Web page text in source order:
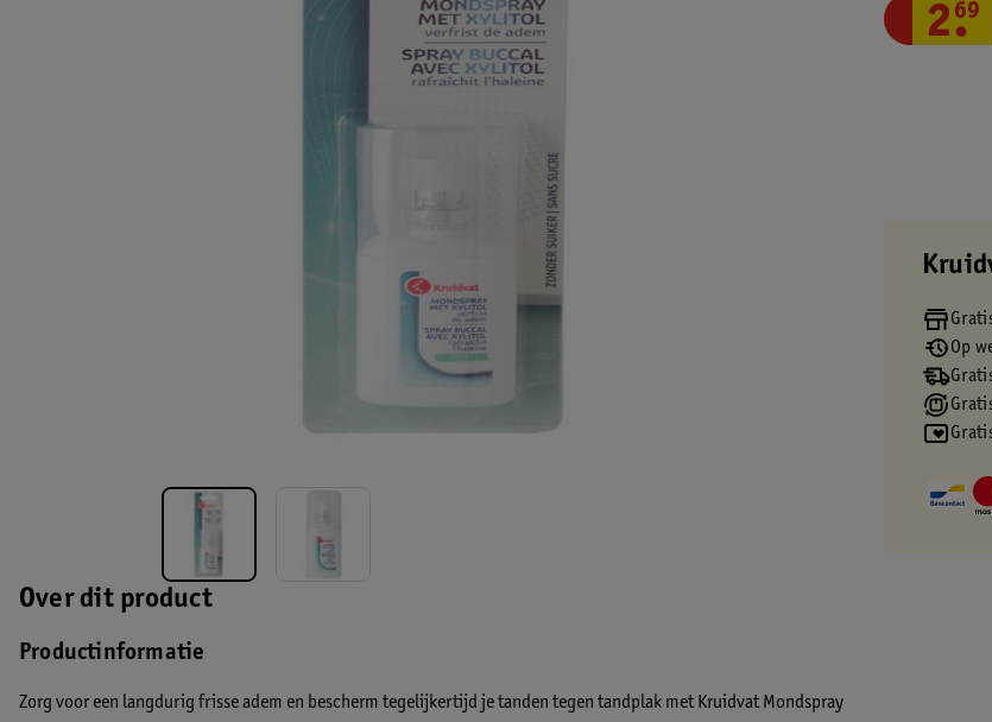
Over dit product
Productinformatie
Zorg voor een langdurig frisse adem en bescherm tegelijkertijd je tanden tegen tandplak met Kruidvat Mondspray
2.
69
Op